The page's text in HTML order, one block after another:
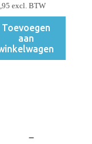
excl. BTW
Toevoegen
aan